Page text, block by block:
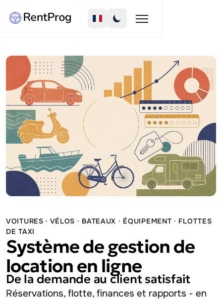
VOITURES · VÉLOS · BATEAUX · ÉQUIPEMENT · FLOTTES
DE TAXI
Système de gestion de
location en ligne
De la demande au client satisfait
Réservations, flotte, finances et rapports - en